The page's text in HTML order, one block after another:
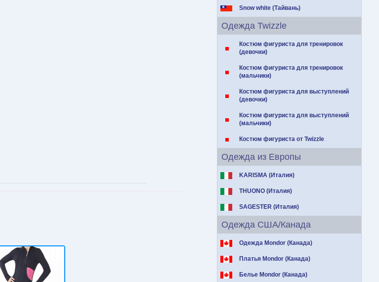
Snow white (Тайвань)
Одежда Twizzle
Костюм фигуриста для тренировок
(девочки)
Костюм фигуриста для тренировок
(мальчики)
Костюм фигуриста для выступлений
(девочки)
Костюм фигуриста для выступлений
(мальчики)
Костюм фигуриста от Twizzle
Одежда из Европы
KARISMA (Италия)
THUONO (Италия)
SAGESTER (Италия)
Одежда США/Канада
Одежда Mondor (Канада)
Платья Mondor (Канада)
Белье Mondor (Канада)